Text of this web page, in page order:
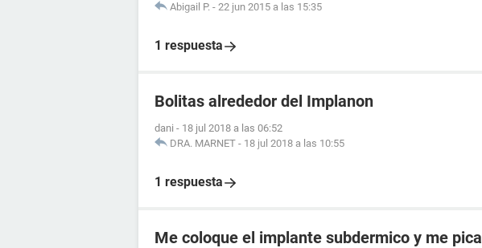
Abigail P. - 22 jun 2015 a las 15:35
1 respuesta
Bolitas alrededor del Implanon
dani - 18 jul 2018 a las 06:52
DRA. MARNET - 18 jul 2018 a las 10:55
1 respuesta
Me coloque el implante subdermico y me pica